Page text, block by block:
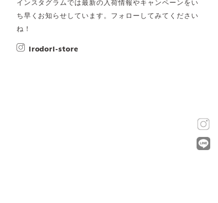
インスタグラムでは最新の入荷情報やキャンペーンをい
ち早くお知らせしています。フォローしてみてください
ね！
irodori-store